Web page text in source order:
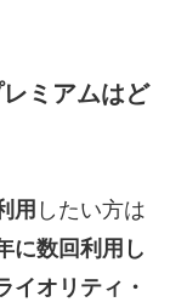
ミアムはど
用 したい方は
に数回利用し
イオリティ・